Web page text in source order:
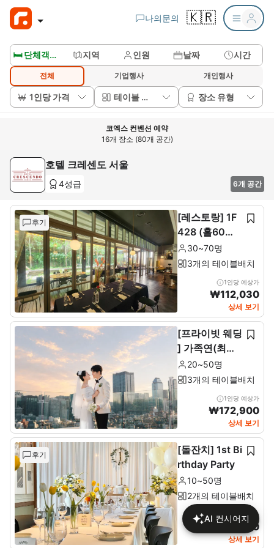
나의문의 🇰🇷
🛏️ 단체객실보기 지역 인원 날짜 시간
전체 기업행사 개인행사
1인당 가격 테이블 배치 장소 유형
코엑스 컨벤션 예약
16개 장소 (80개 공간)
호텔 크레센도 서울
4성급 6개 공간
후기
[레스토랑] 1F
428 (홀60석+
룸10석)
30~70명
3개의 테이블배치
1인당 예상가
₩112,030
상세 보기
[프라이빗 웨딩
] 가족연(최소2
0~최대 50인)
20~50명
3개의 테이블배치
1인당 예상가
₩172,900
상세 보기
후기
[돌잔치] 1st Bi
rthday Party
10~50명
2개의 테이블배치
1인당 예상가
₩137,680
상세 보기
AI 컨시어지